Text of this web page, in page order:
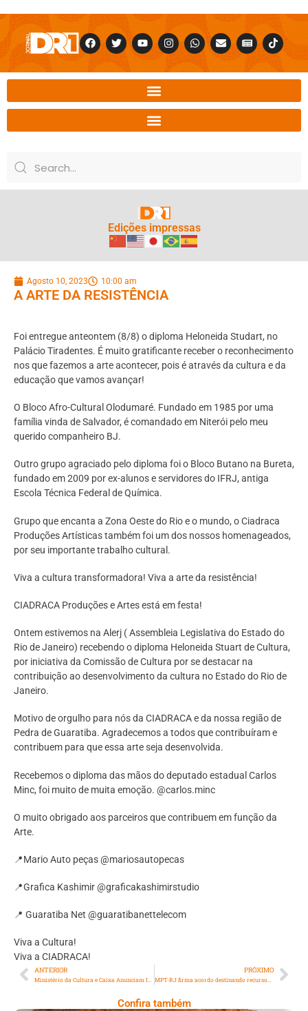
Edições impressas
Agosto 10, 2023 10:00 am
A ARTE DA RESISTÊNCIA
Foi entregue anteontem (8/8) o diploma Heloneida Studart, no
Palácio Tiradentes. É muito gratificante receber o reconhecimento
nos que fazemos a arte acontecer, pois é através da cultura e da
educação que vamos avançar!
O Bloco Afro-Cultural Olodumaré. Fundado em 1985 por uma
família vinda de Salvador, é comandado em Niterói pelo meu
querido companheiro BJ.
Outro grupo agraciado pelo diploma foi o Bloco Butano na Bureta,
fundado em 2009 por ex-alunos e servidores do IFRJ, antiga
Escola Técnica Federal de Química.
Grupo que encanta a Zona Oeste do Rio e o mundo, o Ciadraca
Produções Artísticas também foi um dos nossos homenageados,
por seu importante trabalho cultural.
Viva a cultura transformadora! Viva a arte da resistência!
CIADRACA Produções e Artes está em festa!
Ontem estivemos na Alerj ( Assembleia Legislativa do Estado do
Rio de Janeiro) recebendo o diploma Heloneida Stuart de Cultura,
por iniciativa da Comissão de Cultura por se destacar na
contribuição ao desenvolvimento da cultura no Estado do Rio de
Janeiro.
Motivo de orgulho para nós da CIADRACA e da nossa região de
Pedra de Guaratiba. Agradecemos a todos que contribuíram e
contribuem para que essa arte seja desenvolvida.
Recebemos o diploma das mãos do deputado estadual Carlos
Minc, foi muito de muita emoção. @carlos.minc
O muito obrigado aos parceiros que contribuem em função da
Arte.
📍Mario Auto peças @mariosautopecas
📍Grafica Kashimir @graficakashimirstudio
📍 Guaratiba Net @guaratibanettelecom
Viva a Cultura!
Viva a CIADRACA!
ANTERIOR
Ministério da Cultura e Caixa Anunciam Investimento de R$ 30 Milhões em Projetos Culturais
PRÓXIMO
MPT-RJ firma acordo destinando recursos para melhorar atendimento nas Delegacias da Mulher
Confira também